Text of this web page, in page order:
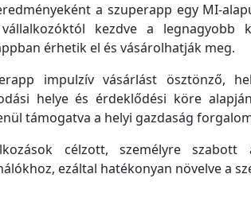
a szuperapp egy MI-
kezdve a legnagyobb
érhetik el és vásárolhatják meg.
impulzív vásárlást ösztönző,
helye és érdeklődési köre
támogatva a helyi gazdaság
célzott, személyre
ezáltal hatékonyan növelve a